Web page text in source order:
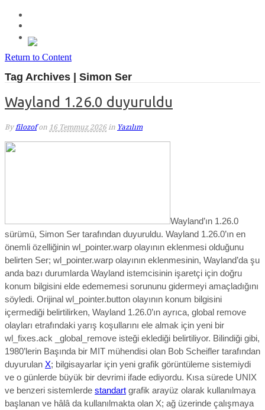
Return to Content
Tag Archives | Simon Ser
Wayland 1.26.0 duyuruldu
By filozof on 16 Temmuz 2026 in Yazılım
Wayland’ın 1.26.0
sürümü, Simon Ser tarafından duyuruldu. Wayland 1.26.0’ın en
önemli özelliğinin wl_pointer.warp olayının eklenmesi olduğunu
belirten Ser; wl_pointer.warp olayının eklenmesinin, Wayland’da şu
anda bazı durumlarda Wayland istemcisinin işaretçi için doğru
konum bilgisini elde edememesi sorununu gidermeyi amaçladığını
söyledi. Orijinal wl_pointer.button olayının konum bilgisini
içermediği belirtilirken, Wayland 1.26.0’ın ayrıca, global remove
olayları etrafındaki yarış koşullarını ele almak için yeni bir
wl_fixes.ack _global_remove isteği eklediği belirtiliyor. Bilindiği gibi,
1980’lerin Başında bir MIT mühendisi olan Bob Scheifler tarafından
duyurulan X; bilgisayarlar için yeni grafik görüntüleme sistemiydi
ve o günlerde büyük bir devrimi ifade ediyordu. Kısa sürede UNIX
ve benzeri sistemlerde standart grafik arayüz olarak kullanılmaya
başlanan ve hâlâ da kullanılmakta olan X; ağ üzerinde çalışmaya